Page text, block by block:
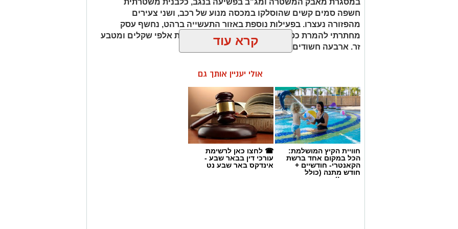
קרא עוד
אולי יעניין אותך גם
חוויית הקיץ המושלמת:
הכל במקום אחד ברשת
הקאנטרי- חודשיים +
חודש מתנה (כולל
החגים!)
☎ לחצו כאן לרשימת
עורכי דין בבאר שבע -
אינדקס באר שבע נט